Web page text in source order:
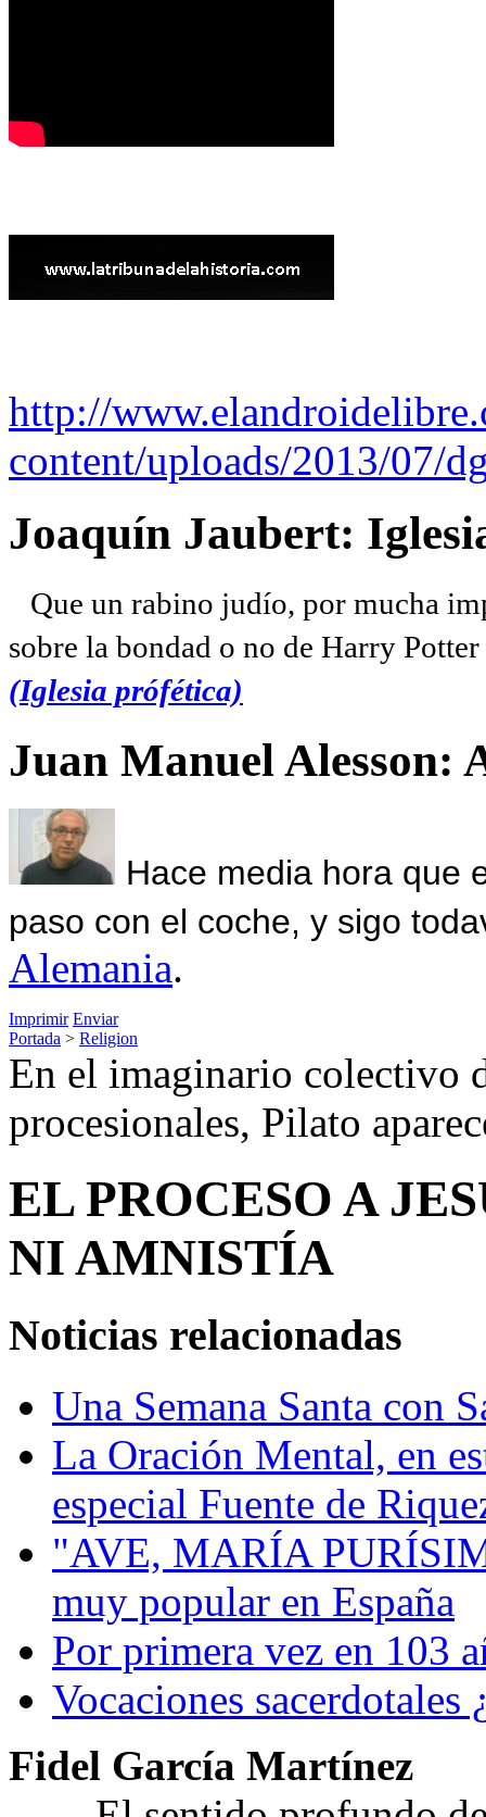
http://
content/uploads/2013/07/
Joaquín Jaubert:
Que un rabino judío, por mucha
sobre la bondad o no de Harry
(Iglesia prófética)
Juan Manuel Alesson:
Hace media hora que
paso con el coche, y sigo
Alemania.
Imprimir Enviar
Portada > Religion
En el imaginario colectivo
procesionales, Pilato
EL PROCESO A
NI AMNISTÍA
Noticias relacionadas
Una Semana Santa con
La Oración Mental, en
especial Fuente de
"AVE, MARÍA
muy popular en España
Por primera vez en 103
Vocaciones sacerdotales
Fidel García Martínez